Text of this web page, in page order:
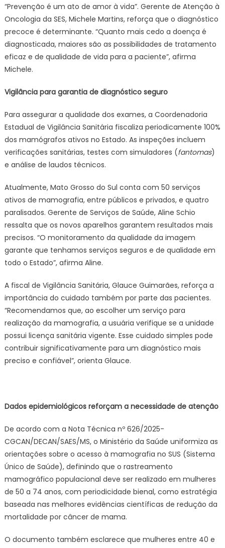
“Prevenção é um ato de amor à vida”. Gerente de Atenção à
Oncologia da SES, Michele Martins, reforça que o diagnóstico
precoce é determinante. “Quanto mais cedo a doença é
diagnosticada, maiores são as possibilidades de tratamento
eficaz e de qualidade de vida para a paciente”, afirma
Michele.
Vigilância para garantia de diagnóstico seguro
Para assegurar a qualidade dos exames, a Coordenadoria
Estadual de Vigilância Sanitária fiscaliza periodicamente 100%
dos mamógrafos ativos no Estado. As inspeções incluem
verificações sanitárias, testes com simuladores (fantomas)
e análise de laudos técnicos.
Atualmente, Mato Grosso do Sul conta com 50 serviços
ativos de mamografia, entre públicos e privados, e quatro
paralisados. Gerente de Serviços de Saúde, Aline Schio
ressalta que os novos aparelhos garantem resultados mais
precisos. “O monitoramento da qualidade da imagem
garante que tenhamos serviços seguros e de qualidade em
todo o Estado”, afirma Aline.
A fiscal de Vigilância Sanitária, Glauce Guimarães, reforça a
importância do cuidado também por parte das pacientes.
“Recomendamos que, ao escolher um serviço para
realização da mamografia, a usuária verifique se a unidade
possui licença sanitária vigente. Esse cuidado simples pode
contribuir significativamente para um diagnóstico mais
preciso e confiável”, orienta Glauce.
Dados epidemiológicos reforçam a necessidade de atenção
De acordo com a Nota Técnica nº 626/2025-
CGCAN/DECAN/SAES/MS, o Ministério da Saúde uniformiza as
orientações sobre o acesso à mamografia no SUS (Sistema
Único de Saúde), definindo que o rastreamento
mamográfico populacional deve ser realizado em mulheres
de 50 a 74 anos, com periodicidade bienal, como estratégia
baseada nas melhores evidências científicas de redução da
mortalidade por câncer de mama.
O documento também esclarece que mulheres entre 40 e